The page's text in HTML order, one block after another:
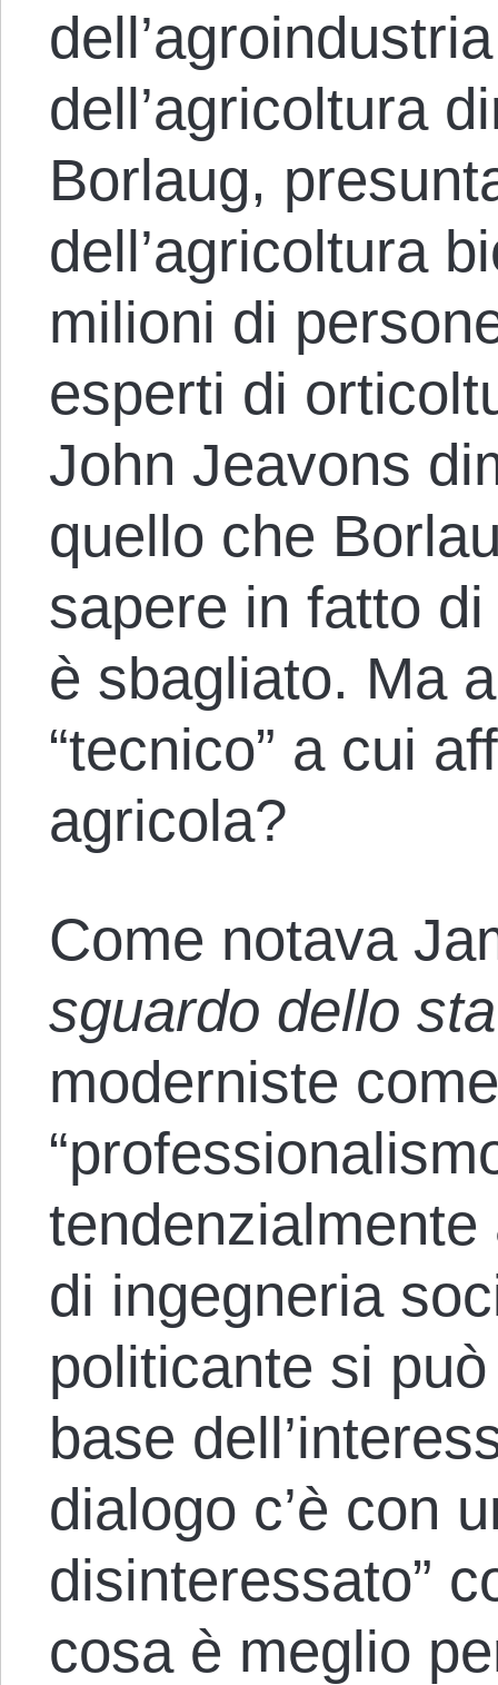
dell’agricoltura
Borlaug,
dell’agricoltura
milioni di
esperti di
John Jeavons
quello che
sapere in fatto
è sbagliato. Ma
“tecnico” a cui
agricola?
Come notava
sguardo dello
moderniste
di ingegneria
politicante si
base
dialogo c’è con
disinteressato”
cosa è meglio